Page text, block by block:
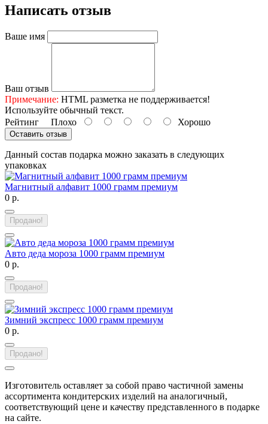
Написать отзыв
Ваше имя
Ваш отзыв
Примечание: HTML разметка не поддерживается!
Используйте обычный текст.
Рейтинг Плохо Хорошо
Оставить отзыв
Данный состав подарка можно заказать в следующих
упаковках
Магнитный алфавит 1000 грамм премиум
0 р.
Продано!
Авто деда мороза 1000 грамм премиум
0 р.
Продано!
Зимний экспресс 1000 грамм премиум
0 р.
Продано!
Изготовитель оставляет за собой право частичной замены
ассортимента кондитерских изделий на аналогичный,
соответствующий цене и качеству представленного в подарке
на сайте.